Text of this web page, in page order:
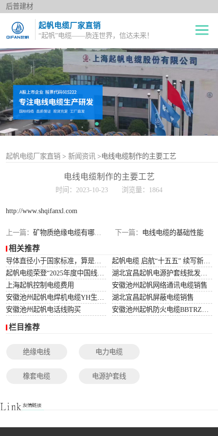
后普建材
起帆电缆厂家直销
“起帆”电缆——质连世界，信达未来！
起帆电缆厂家直销 > 新闻资讯 >电线电缆制作的主要工艺
电线电缆制作的主要工艺
时间：2023-10-23 浏览量：1864
http://www.shqifanxl.com
上一篇： 矿物质绝缘电缆有哪些类型 下一篇： 电线电缆的基础性能
相关推荐
上海起帆控制电缆费用
安徽池州起帆网络通讯电缆销售
湖北宜昌起帆屏蔽电缆销售
安徽池州起帆电话线购买
栏目推荐
绝缘电线 电力电缆
橡套电缆 电源护套线
绝缘电线
电力电缆
橡套电缆
电源护套线
控制电缆
光伏电缆
特种电缆
网络通讯电缆
单股铜芯线BV
多股铜芯软电线BVR
双绞花线RVS
阻燃电线